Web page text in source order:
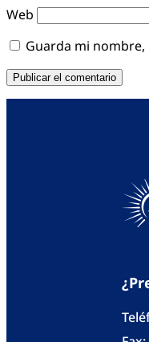
Web
Guarda mi